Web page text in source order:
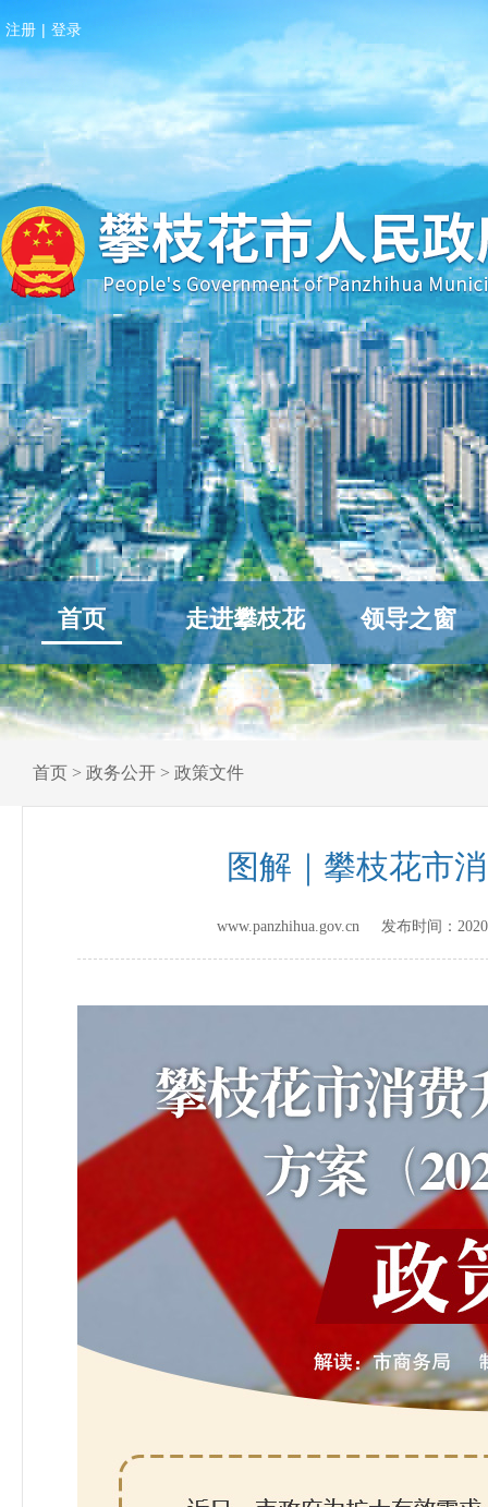
注册 | 登录
首页 走进攀枝花 领导之窗
首页 > 政务公开 > 政策文件
图解｜攀枝花市
www.panzhihua.gov.cn 发布时间：